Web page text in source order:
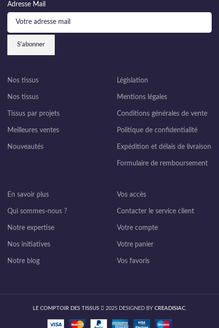
Adresse Mail
Nos tissus
Nos tissus
Tissus par projets
Meilleures ventes
Nouveautés
Législation
Mentions légales
Conditions générales de vente
Politique de confidentialité
Expédition et délais de livraison
Formulaire de remboursement
En savoir plus
Qui sommes-nous ?
Notre expertise
Nos initiatives
Notre blog
Vos accès
Contacter le service client
Votre compte
Votre panier
Vos favoris
LE COMPTOIR DES TISSUS 2025 DESIGNED BY CREADISIAC.